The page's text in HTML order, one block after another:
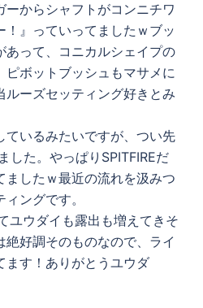
ーからシャフトがコンニチワ
！』っていってましたｗブッ
あって、コニカルシェイプの
ピボットブッシュもマサメに
ルーズセッティング好きとみ
ているみたいですが、つい先
した。やっぱりSPITFIREだ
ましたｗ最近の流れを汲みつ
ングです。
ユウダイも露出も増えてきそ
絶好調そのものなので、ライ
ます！ありがとうユウダ